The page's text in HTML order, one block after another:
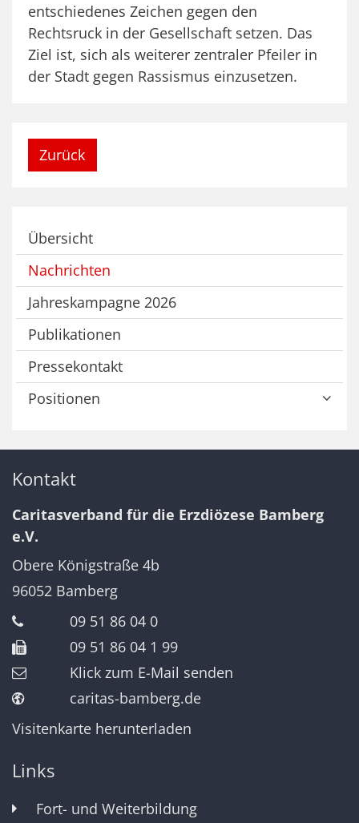
entschiedenes Zeichen gegen den
Rechtsruck in der Gesellschaft setzen. Das
Ziel ist, sich als weiterer zentraler Pfeiler in
der Stadt gegen Rassismus einzusetzen.
Zurück
Übersicht
Nachrichten
Jahreskampagne 2026
Publikationen
Pressekontakt
Positionen
Kontakt
Caritasverband für die Erzdiözese Bamberg
e.V.
Obere Königstraße 4b
96052 Bamberg
09 51 86 04 0
09 51 86 04 1 99
Klick zum E-Mail senden
caritas-bamberg.de
Visitenkarte herunterladen
Links
Fort- und Weiterbildung